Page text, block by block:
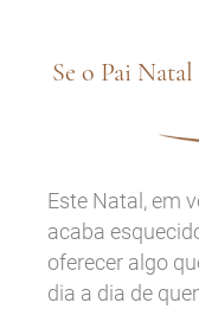
Se o Pai
Este Natal, em
acaba
oferecer algo
dia a dia de